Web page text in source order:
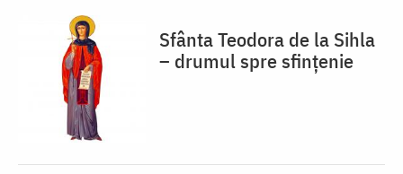
Sfânta Teodora de la Sihla
– drumul spre sfințenie